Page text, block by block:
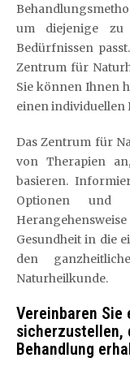
um diejenige
Bedürfnissen
Zentrum für
Sie können Ihnen
einen individuellen
Das Zentrum für
von Therapien
basieren.
Optionen und
Gesundheit in die
den
Naturheilkunde.
Vereinbaren Sie
sicherzustellen,
Behandlung